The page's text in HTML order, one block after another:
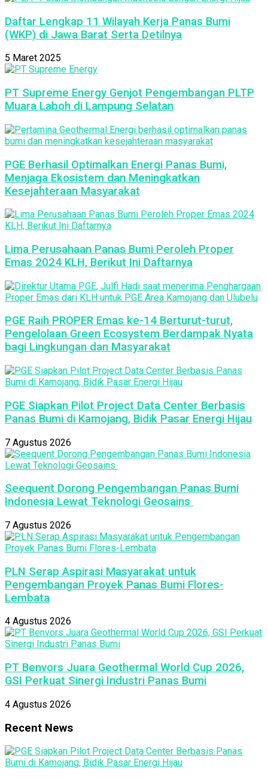
Daftar Lengkap 11 Wilayah Kerja Panas Bumi
(WKP) di Jawa Barat Serta Detilnya
5 Maret 2025
PT Supreme Energy Genjot Pengembangan PLTP
Muara Laboh di Lampung Selatan
PGE Berhasil Optimalkan Energi Panas Bumi,
Menjaga Ekosistem dan Meningkatkan
Kesejahteraan Masyarakat
Lima Perusahaan Panas Bumi Peroleh Proper
Emas 2024 KLH, Berikut Ini Daftarnya
PGE Raih PROPER Emas ke-14 Berturut-turut,
Pengelolaan Green Ecosystem Berdampak Nyata
bagi Lingkungan dan Masyarakat
PGE Siapkan Pilot Project Data Center Berbasis
Panas Bumi di Kamojang, Bidik Pasar Energi Hijau
7 Agustus 2026
Seequent Dorong Pengembangan Panas Bumi
Indonesia Lewat Teknologi Geosains
7 Agustus 2026
PLN Serap Aspirasi Masyarakat untuk
Pengembangan Proyek Panas Bumi Flores-
Lembata
4 Agustus 2026
PT Benvors Juara Geothermal World Cup 2026,
GSI Perkuat Sinergi Industri Panas Bumi
4 Agustus 2026
Recent News